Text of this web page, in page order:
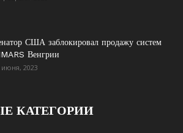
США заблокировал продажу систем
Венгрии
июня, 2023
КАТЕГОРИИ